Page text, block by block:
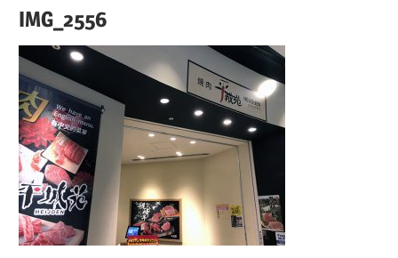
～
IMG_2556